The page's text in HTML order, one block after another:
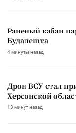
Раненый кабан
Будапешта
4 минуты назад
Дрон ВСУ стал
Херсонской
13 минут назад